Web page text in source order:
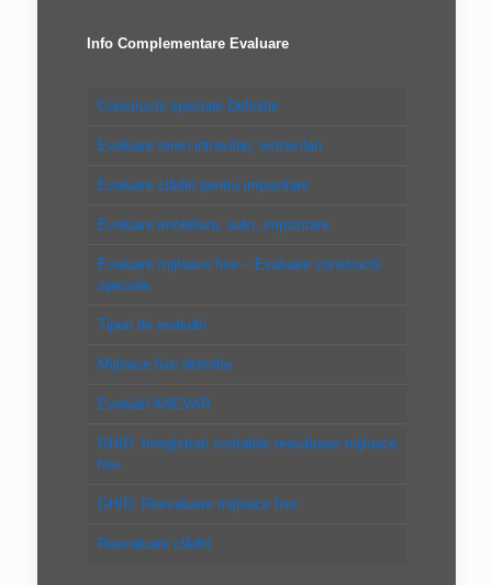
Info Complementare Evaluare
Constructii speciale Definitie
Evaluare teren intravilan, extravilan
Evaluare clădiri pentru impozitare
Evaluare imobiliara, auto, impozitare
Evaluare mijloace fixe – Evaluare constructii
speciale
Tipuri de evaluări
Mijloace fixe definitie
Evaluări ANEVAR
GHID: Inregistrari contabile reevaluare mijloace
fixe
GHID: Reevaluare mijloace fixe
Reevaluare clădiri